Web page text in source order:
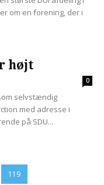
om en forening, der i
højt
0
selvstændig
med adresse i
på SDU...
119